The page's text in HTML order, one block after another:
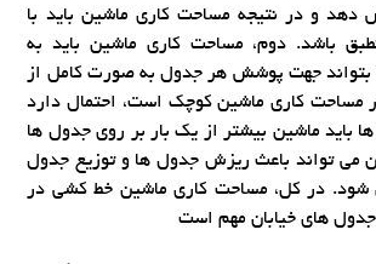
دهد و در نتیجه مساحت کاری ماشین باید با
باشد. دوم، مساحت کاری ماشین باید به
بتواند جهت پوشش هر جدول به صورت کامل از
مساحت کاری ماشین کوچک است، احتمال دارد
ماشین بیشتر از یک بار بر روی جدول ها
می تواند باعث ریزش جدول ها و توزیع جدول
شود. در کل، مساحت کاری ماشین خط کشی در
های خیابان مهم است